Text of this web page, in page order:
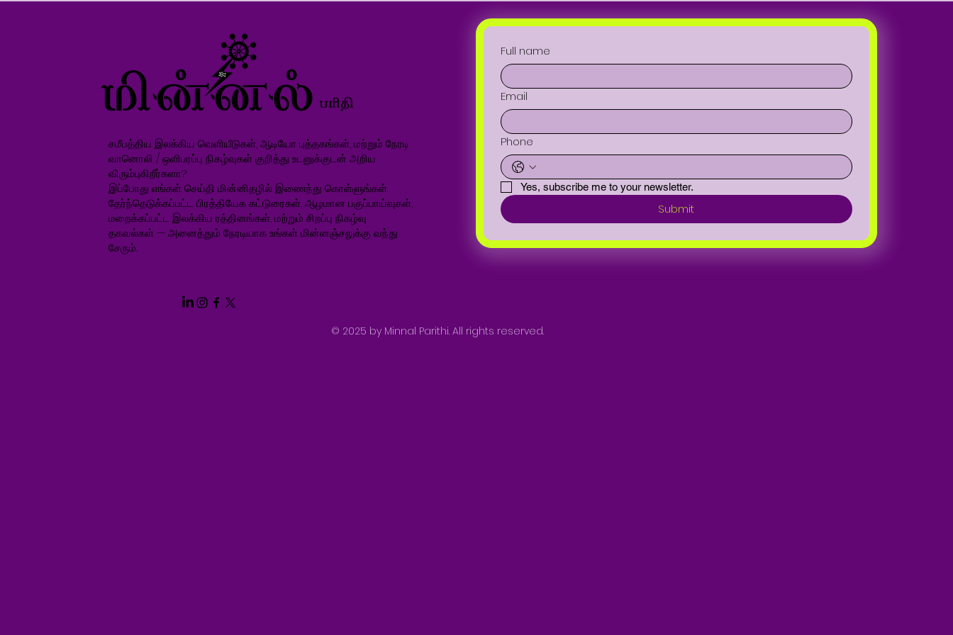
சமீபத்திய இலக்கிய வெளியீடுகள், ஆடியோ புத்தகங்கள், மற்றும் நேரடி
வானொலி / ஒளிபரப்பு நிகழ்வுகள் குறித்து உடனுக்குடன் அறிய
விரும்புகிறீர்களா?
இப்போது எங்கள் செய்தி மின்னிதழில் இணைந்து கொள்ளுங்கள்.
தேர்ந்தெடுக்கப்பட்ட பிரத்தியேக கட்டுரைகள், ஆழமான பகுப்பாய்வுகள்,
மறைக்கப்பட்ட இலக்கிய ரத்தினங்கள், மற்றும் சிறப்பு நிகழ்வு
தகவல்கள் — அனைத்தும் நேரடியாக உங்கள் மின்னஞ்சலுக்கு வந்து
சேரும்.
Full name
Email
Phone
Yes, subscribe me to your newsletter.
Submit
© 2025 by Minnal Parithi. All rights reserved.